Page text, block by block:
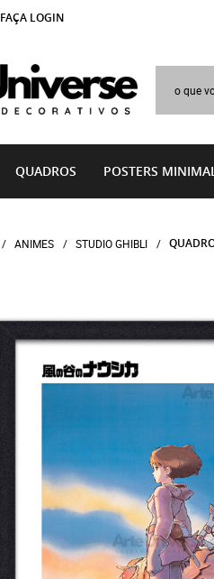
FAÇA LOGIN
QUADROS POSTERS
ANIMES STUDIO GHIBLI